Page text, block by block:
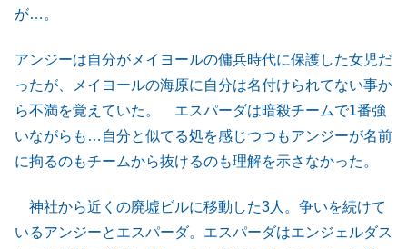
が…。
アンジーは自分がメイヨールの傭兵時代に保護した女児だ
ったが、メイヨールの海原に自分は名付けられてない事か
ら不満を覚えていた。 エスパーダは暗殺チームで1番強
いながらも…自分と似てる処を感じつつもアンジーが名前
に拘るのもチームから抜けるのも理解を示さなかった。
神社から近くの廃墟ビルに移動した3人。争いを続けて
いるアンジーとエスパーダ。エスパーダはエンジェルダス